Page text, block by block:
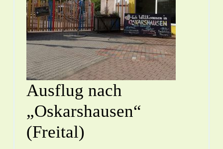
Ausflug nach
„Oskarshausen“
(Freital)